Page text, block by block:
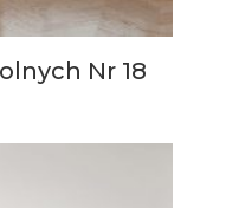
Nr 18